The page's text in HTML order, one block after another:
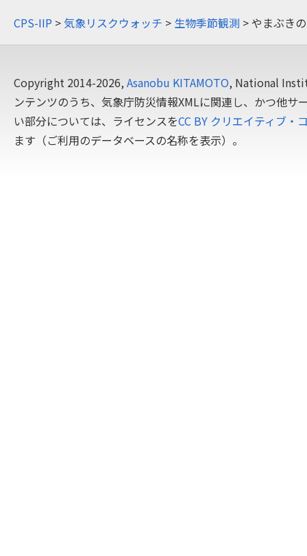
CPS-IIP >気象リスクウォッチ > 生物季節観測 > やまぶき
Copyright 2014-2026, Asanobu KITAMOTO, National
ンテンツのうち、気象庁防災情報XMLに関連し、かつ他サ
い部分については、ライセンスをCC BY クリエイティブ・
ます（ご利用のデータベースの名称を表示）。